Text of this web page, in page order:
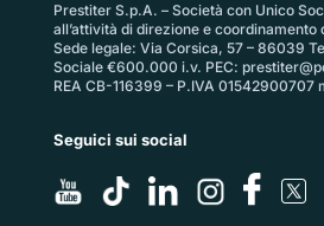
Prestiter S.p.A. – Società con Unico
all’attività di direzione e coordinamento
Sede legale: Via Corsica, 57 – 86039
Sociale €600.000 i.v. PEC:
REA CB-116399 – P.IVA 01542900707
Seguici sui social